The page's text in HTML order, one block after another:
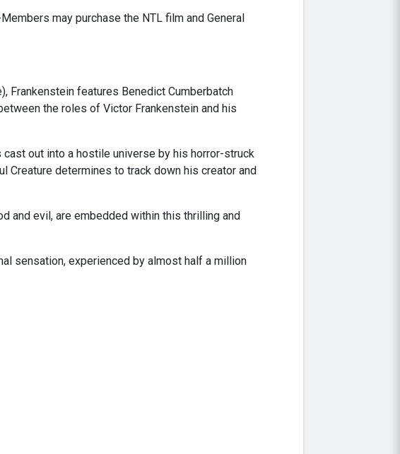
may purchase the NTL film and General
Frankenstein features Benedict Cumberbatch
the roles of Victor Frankenstein and his
out into a hostile universe by his horror-struck
Creature determines to track down his creator and
and evil, are embedded within this thrilling and
sensation, experienced by almost half a million